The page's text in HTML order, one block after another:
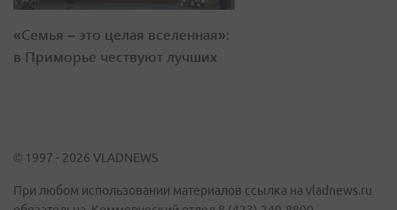
«Семья – это целая вселенная»:
в Приморье чествуют лучших
© 1997 - 2026 VLADNEWS
При любом использовании материалов ссылка на vladnews.ru